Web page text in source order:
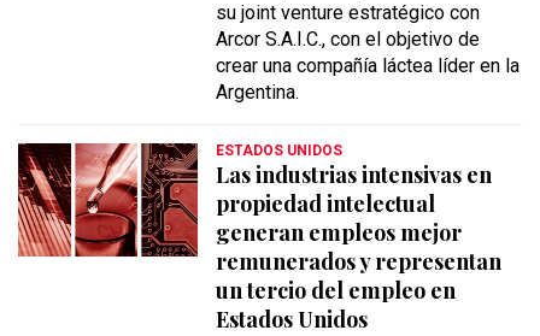
su joint venture estratégico con
Arcor S.A.I.C., con el objetivo de
crear una compañía láctea líder en la
Argentina.
ESTADOS UNIDOS
Las industrias intensivas en
propiedad intelectual
generan empleos mejor
remunerados y representan
un tercio del empleo en
Estados Unidos